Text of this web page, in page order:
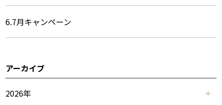
6.7月キャンペーン
アーカイブ
2026年